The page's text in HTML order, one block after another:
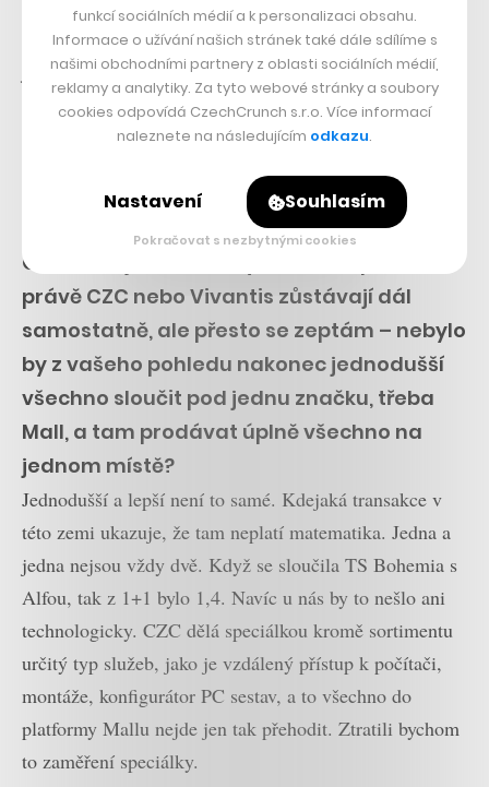
technologický problém na webu, kdy se všechny
jazykové mutace tvářily, že jsou jeden a ten samý web,
ale vůbec to tak nebylo.
„Pokud jde o výkon byznysu CZC
jako takového, je zdravý.“
Oldřich Bajer mi sice vysvětloval, proč
právě CZC nebo Vivantis zůstávají dál
samostatně, ale přesto se zeptám – nebylo
by z vašeho pohledu nakonec jednodušší
všechno sloučit pod jednu značku, třeba
Mall, a tam prodávat úplně všechno na
jednom místě?
Jednodušší a lepší není to samé. Kdejaká transakce v
této zemi ukazuje, že tam neplatí matematika. Jedna a
jedna nejsou vždy dvě. Když se sloučila TS Bohemia s
Alfou, tak z 1+1 bylo 1,4. Navíc u nás by to nešlo ani
technologicky. CZC dělá speciálkou kromě sortimentu
určitý typ služeb, jako je vzdálený přístup k počítači,
montáže, konfigurátor PC sestav, a to všechno do
platformy Mallu nejde jen tak přehodit. Ztratili bychom
to zaměření speciálky.
funkcí sociálních médií a k personalizaci obsahu.
Informace o užívání našich stránek také dále sdílíme s
našimi obchodními partnery z oblasti sociálních médií,
reklamy a analytiky. Za tyto webové stránky a soubory
cookies odpovídá CzechCrunch s.r.o. Více informací
naleznete na následujícím odkazu.
Nastavení Souhlasím
Pokračovat s nezbytnými cookies